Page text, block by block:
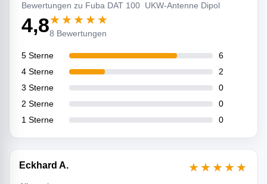
Bewertungen zu Fuba DAT 100 UKW-Antenne Dipol
4,8★★★★★
8 Bewertungen
5 Sterne
6
4 Sterne
2
3 Sterne
0
2 Sterne
0
1 Sterne
0
Eckhard A. ★★★★★